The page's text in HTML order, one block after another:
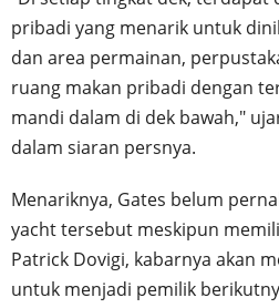
pribadi yang menarik untuk
dan area permainan,
ruang makan pribadi dengan
mandi dalam di dek bawah,"
dalam siaran persnya.
Menariknya, Gates belum
yacht tersebut meskipun
Patrick Dovigi, kabarnya akan
untuk menjadi pemilik